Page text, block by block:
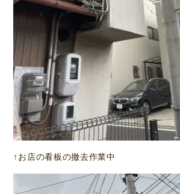
↑お店の看板の撤去作業中